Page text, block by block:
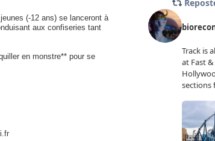
(-12 ans) se lanceront à
aux confiseries tant
en monstre** pour se